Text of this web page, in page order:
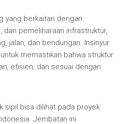
yang berkaitan dengan
dan pemeliharaan infrastruktur,
jalan, dan bendungan. Insinyur
memastikan bahwa struktur
efisien, dan sesuai dengan
sipil bisa dilihat pada proyek
Jembatan ini